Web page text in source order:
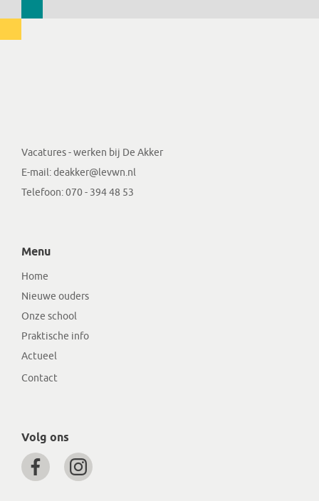
Vacatures - werken bij De Akker
E-mail:deakker@levwn.nl
Telefoon:070 - 394 48 53
Menu
Home
Nieuwe ouders
Onze school
Praktische info
Actueel
Contact
Volg ons